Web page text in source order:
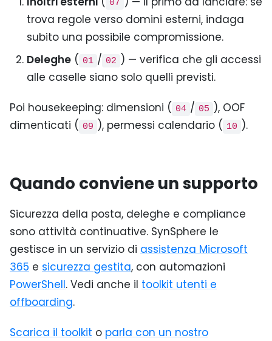
07
trova regole verso domini esterni, indaga
subito una possibile compromissione.
Deleghe( 01 / 02 ) — verifica che gli accessi
alle caselle siano solo quelli previsti.
Poi housekeeping: dimensioni ( 04 / 05 ), OOF
dimenticati ( 09 ), permessi calendario ( 10 ).
Quando conviene un supporto
Sicurezza della posta, deleghe e compliance
sono attività continuative. SynSphere le
gestisce in un servizio di assistenza Microsoft
365 e sicurezza gestita, con automazioni
PowerShell. Vedi anche il toolkit utenti e
offboarding.
Scarica il toolkit o parla con un nostro